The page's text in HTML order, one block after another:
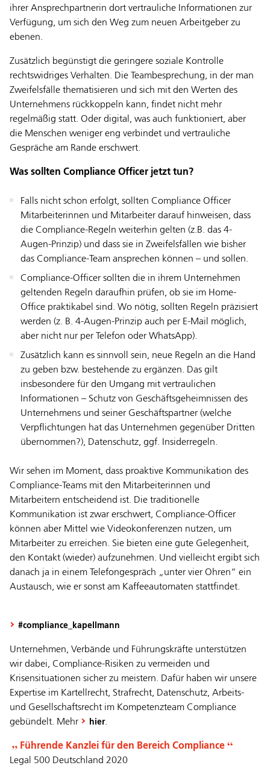
ihrer Ansprechpartnerin dort vertrauliche Informationen zur
Verfügung, um sich den Weg zum neuen Arbeitgeber zu
ebenen.
Zusätzlich begünstigt die geringere soziale Kontrolle
rechtswidriges Verhalten. Die Teambesprechung, in der man
Zweifelsfälle thematisieren und sich mit den Werten des
Unternehmens rückkoppeln kann, findet nicht mehr
regelmäßig statt. Oder digital, was auch funktioniert, aber
die Menschen weniger eng verbindet und vertrauliche
Gespräche am Rande erschwert.
Was sollten Compliance Officer jetzt tun?
Falls nicht schon erfolgt, sollten Compliance Officer
Mitarbeiterinnen und Mitarbeiter darauf hinweisen, dass
die Compliance-Regeln weiterhin gelten (z.B. das 4-
Augen-Prinzip) und dass sie in Zweifelsfällen wie bisher
das Compliance-Team ansprechen können – und sollen.
Compliance-Officer sollten die in ihrem Unternehmen
geltenden Regeln daraufhin prüfen, ob sie im Home-
Office praktikabel sind. Wo nötig, sollten Regeln präzisiert
werden (z. B. 4-Augen-Prinzip auch per E-Mail möglich,
aber nicht nur per Telefon oder WhatsApp).
Zusätzlich kann es sinnvoll sein, neue Regeln an die Hand
zu geben bzw. bestehende zu ergänzen. Das gilt
insbesondere für den Umgang mit vertraulichen
Informationen – Schutz von Geschäftsgeheimnissen des
Unternehmens und seiner Geschäftspartner (welche
Verpflichtungen hat das Unternehmen gegenüber Dritten
übernommen?), Datenschutz, ggf. Insiderregeln.
Wir sehen im Moment, dass proaktive Kommunikation des
Compliance-Teams mit den Mitarbeiterinnen und
Mitarbeitern entscheidend ist. Die traditionelle
Kommunikation ist zwar erschwert, Compliance-Officer
können aber Mittel wie Videokonferenzen nutzen, um
Mitarbeiter zu erreichen. Sie bieten eine gute Gelegenheit,
den Kontakt (wieder) aufzunehmen. Und vielleicht ergibt sich
danach ja in einem Telefongespräch „unter vier Ohren“ ein
Austausch, wie er sonst am Kaffeeautomaten stattfindet.
#compliance_kapellmann
Unternehmen, Verbände und Führungskräfte unterstützen
wir dabei, Compliance-Risiken zu vermeiden und
Krisensituationen sicher zu meistern. Dafür haben wir unsere
Expertise im Kartellrecht, Strafrecht, Datenschutz, Arbeits-
und Gesellschaftsrecht im Kompetenzteam Compliance
gebündelt. Mehr
hier.
Führende Kanzlei für den Bereich Compliance
Legal 500 Deutschland 2020